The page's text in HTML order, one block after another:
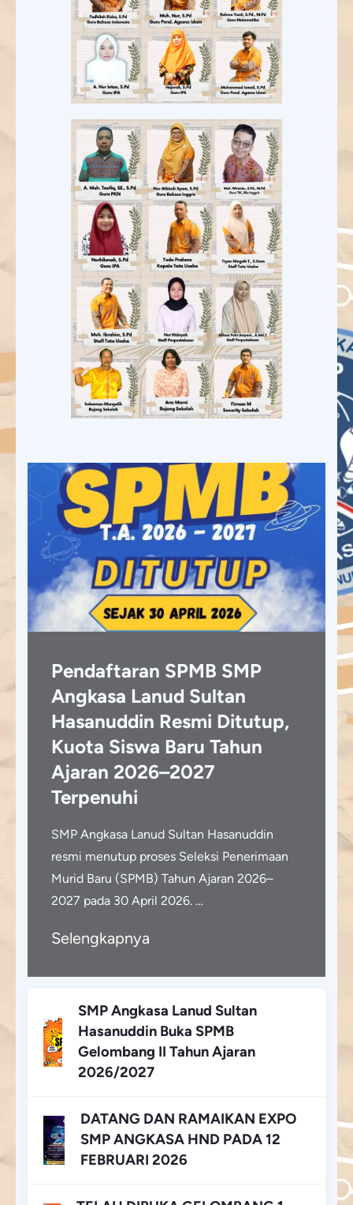
Pendaftaran SPMB SMP
Angkasa Lanud Sultan
Hasanuddin Resmi Ditutup,
Kuota Siswa Baru Tahun
Ajaran 2026–2027
Terpenuhi
SMP Angkasa Lanud Sultan Hasanuddin
resmi menutup proses Seleksi Penerimaan
Murid Baru (SPMB) Tahun Ajaran 2026–
2027 pada 30 April 2026. …
Selengkapnya
SMP Angkasa Lanud Sultan
Hasanuddin Buka SPMB
Gelombang II Tahun Ajaran
2026/2027
DATANG DAN RAMAIKAN EXPO
SMP ANGKASA HND PADA 12
FEBRUARI 2026